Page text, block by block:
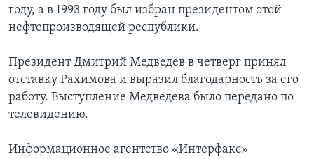
году, а в 1993 году был избран президентом этой
нефтепроизводящей республики.
Президент Дмитрий Медведев в четверг принял
отставку Рахимова и выразил благодарность за его
работу. Выступление Медведева было передано по
телевидению.
Информационное агентство «Интерфакс»